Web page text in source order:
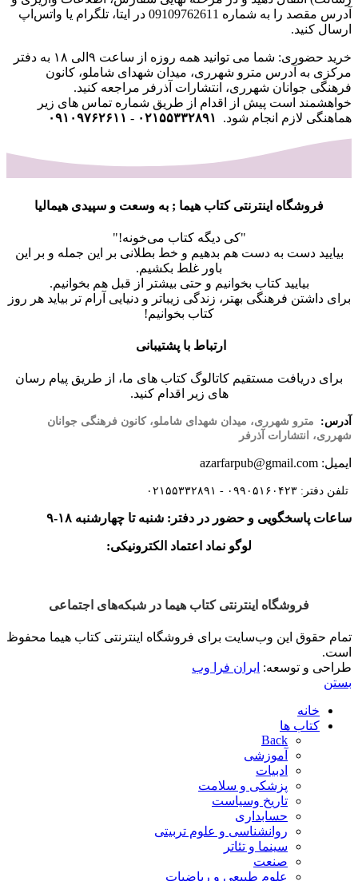
آدرس مقصد را به شماره 09109762611 در ایتا، تلگرام یا واتس‌اپ
ارسال کنید.
خرید حضوری: شما می توانید همه روزه از ساعت ۹الی ۱۸ به دفتر
مرکزی به آدرس مترو شهرری، میدان شهدای شاملو، کانون
فرهنگی جوانان شهرری، انتشارات آذرفر مراجعه کنید.
خواهشمند است پیش از اقدام از طریق شماره تماس های زیر
هماهنگی لازم انجام شود.
۰۲۱۵۵۳۳۲۸۹۱ - ۰۹۱۰۹۷۶۲۶۱۱
فروشگاه اینترنتی کتاب هیما ; به وسعت و سپیدی هیمالیا
"کی دیگه کتاب می‌خونه!"
بیایید دست به دست هم بدهیم و خط بطلانی بر این جمله و بر این
باور غلط بکشیم.
بیایید کتاب بخوانیم و حتی بیشتر از قبل هم بخوانیم.
برای داشتن فرهنگی بهتر، زندگی زیباتر و دنیایی آرام تر بیاید هر روز
کتاب بخوانیم!
ارتباط با پشتیبانی
برای دریافت مستقیم کاتالوگ کتاب های ما، از طریق پیام رسان
های زیر اقدام کنید.
آدرس: مترو شهرری، میدان شهدای شاملو، کانون فرهنگی جوانان
شهرری، انتشارات آذرفر
ایمیل: azarfarpub@gmail.com
تلفن دفتر: ۰۹۹۰۵۱۶۰۴۲۳ - ۰۲۱۵۵۳۳۲۸۹۱
ساعات پاسخگویی و حضور در دفتر: شنبه تا چهارشنبه ۱۸-۹
لوگو نماد اعتماد الکترونیکی:
فروشگاه اینترنتی کتاب هیما در شبکه‌‌های اجتماعی
تمام حقوق این وب‌سایت برای فروشگاه اینترنتی کتاب هیما محفوظ
است.
طراحی و توسعه: ایران فرا وب
بستن
خانه
کتاب ها
Back
آموزشی
ادبیات
پزشکی و سلامت
تاریخ وسیاست
حسابداری
روانشناسی و علوم تربیتی
سینما و تئاتر
صنعت
علوم طبیعی و ریاضیات